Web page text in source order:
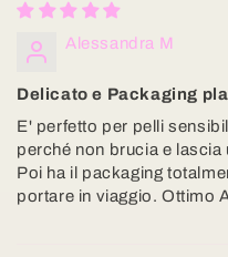
Alessandra M
Delicato e Packaging
E' perfetto per pelli
perché non brucia e
Poi ha il packaging
portare in viaggio. Ottimo